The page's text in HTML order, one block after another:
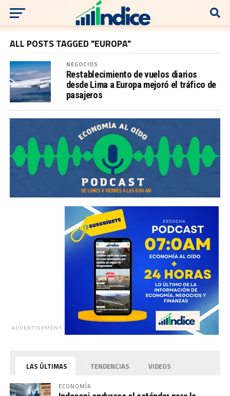
ALL POSTS TAGGED "EUROPA"
NEGOCIOS
Restablecimiento de vuelos diarios
desde Lima a Europa mejoró el tráfico de
pasajeros
ADVERTISEMENT
LAS ÚLTIMAS TENDENCIAS VIDEOS
ECONOMÍA